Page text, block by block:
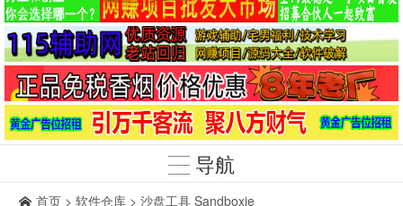
导航
首页 > 软件仓库 > 沙盘工具 Sandboxie